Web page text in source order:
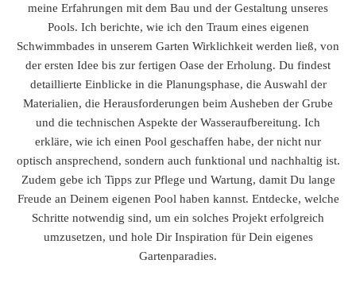
meine Erfahrungen mit dem Bau und der Gestaltung unseres
Pools. Ich berichte, wie ich den Traum eines eigenen
Schwimmbades in unserem Garten Wirklichkeit werden ließ, von
der ersten Idee bis zur fertigen Oase der Erholung. Du findest
detaillierte Einblicke in die Planungsphase, die Auswahl der
Materialien, die Herausforderungen beim Ausheben der Grube
und die technischen Aspekte der Wasseraufbereitung. Ich
erkläre, wie ich einen Pool geschaffen habe, der nicht nur
optisch ansprechend, sondern auch funktional und nachhaltig ist.
Zudem gebe ich Tipps zur Pflege und Wartung, damit Du lange
Freude an Deinem eigenen Pool haben kannst. Entdecke, welche
Schritte notwendig sind, um ein solches Projekt erfolgreich
umzusetzen, und hole Dir Inspiration für Dein eigenes
Gartenparadies.